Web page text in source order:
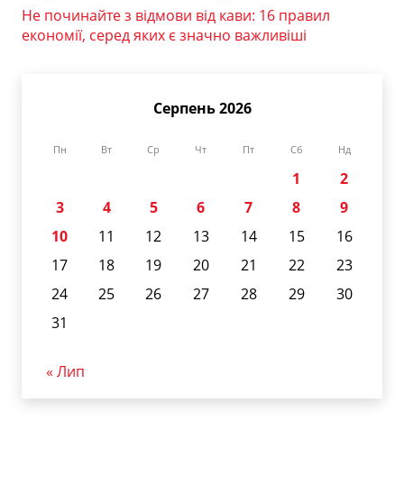
Не починайте з відмови від кави: 16 правил
економії, серед яких є значно важливіші
Серпень 2026
Пн Вт Ср Чт Пт Сб Нд
1
2
3
4 5 6 7 8
9
10
11 12 13 14 15
16
17
18 19 20 21 22
23
24
25 26 27 28 29
30
31
« Лип